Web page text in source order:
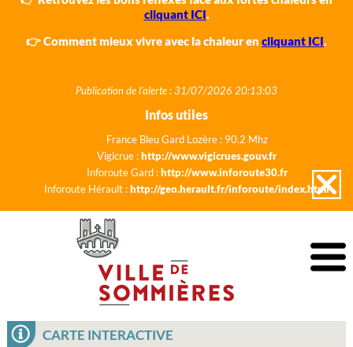
cliquant ICI.
👉 Comment mieux vivre avec la chaleur en cliquant ICI.
Publication de l'alerte : 31/07/2026 20:13:03
Infos utiles
France Bleu Gard Lozère : 90.2 Mhz
Vigicrue :http://www.vigicrues.gouv.fr
Inforoute Gard :http://www.inforoute30.fr
Inforoute Hérault :http://geo.herault.fr/inforoute/index.html
CARTE INTERACTIVE